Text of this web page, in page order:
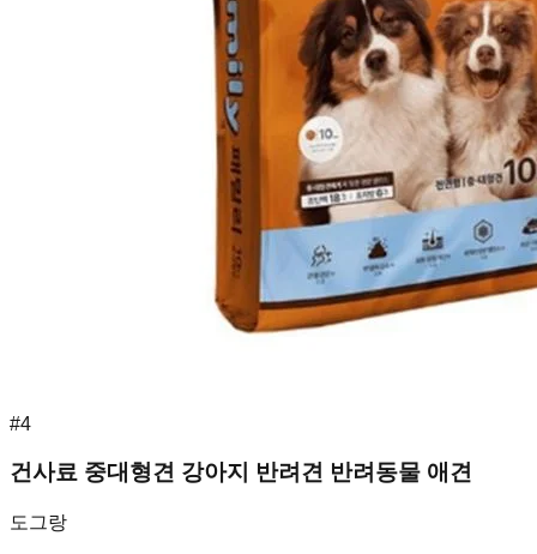
#4
건사료 중대형견 강아지 반려견 반려동물 애견
도그랑